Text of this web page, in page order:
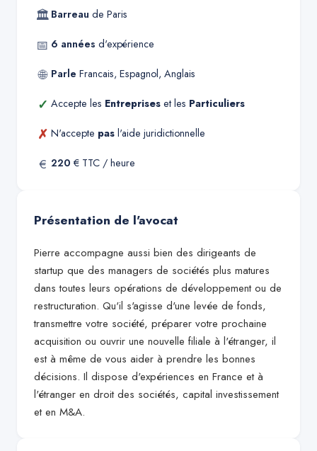
🏛 Barreau de Paris
📅 6 années d'expérience
🌐 Parle Francais, Espagnol, Anglais
✓ Accepte les Entreprises et les Particuliers
✗ N'accepte pas l'aide juridictionnelle
€ 220 € TTC / heure
Présentation de l'avocat
Pierre accompagne aussi bien des dirigeants de
startup que des managers de sociétés plus matures
dans toutes leurs opérations de développement ou de
restructuration. Qu'il s'agisse d'une levée de fonds,
transmettre votre société, préparer votre prochaine
acquisition ou ouvrir une nouvelle filiale à l'étranger, il
est à même de vous aider à prendre les bonnes
décisions. Il dispose d'expériences en France et à
l'étranger en droit des sociétés, capital investissement
et en M&A.